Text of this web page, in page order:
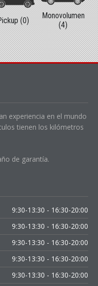
(0)
Monovolumen
(4)
experiencia en el mundo
tienen los kilómetros
de garantía.
9:30-13:30 - 16:30-20:00
9:30-13:30 - 16:30-20:00
9:30-13:30 - 16:30-20:00
9:30-13:30 - 16:30-20:00
9:30-13:30 - 16:30-20:00